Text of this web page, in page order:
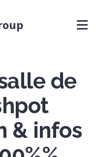
de
& infos